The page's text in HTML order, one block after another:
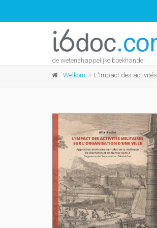
de wetenshappelijke boekhandel
Welkom L'Impact des activités militaires sur l'organisation d'une ville